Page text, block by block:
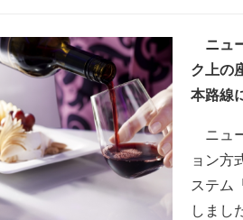
ニュ
ク上の
本路線
ニュ
ョン方
ステム
しまし